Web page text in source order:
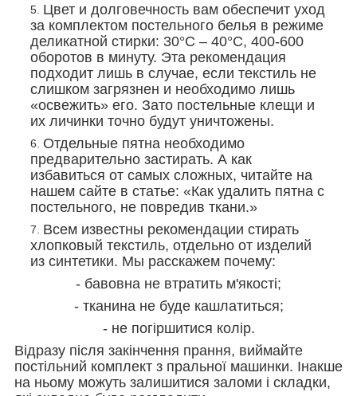
Цвет и долговечность вам обеспечит уход
за комплектом постельного белья в режиме
деликатной стирки: 30°С – 40°С, 400-600
оборотов в минуту. Эта рекомендация
подходит лишь в случае, если текстиль не
слишком загрязнен и необходимо лишь
«освежить» его. Зато постельные клещи и
их личинки точно будут уничтожены.
Отдельные пятна необходимо
предварительно застирать. А как
избавиться от самых сложных, читайте на
нашем сайте в статье: «Как удалить пятна с
постельного, не повредив ткани.»
Всем известны рекомендации стирать
хлопковый текстиль, отдельно от изделий
из синтетики. Мы расскажем почему:
- бавовна не втратить м'якості;
- тканина не буде кашлатиться;
- не погіршитися колір.
Відразу після закінчення прання, виймайте
постільний комплект з пральної машинки. Інакше
на ньому можуть залишитися заломи і складки,